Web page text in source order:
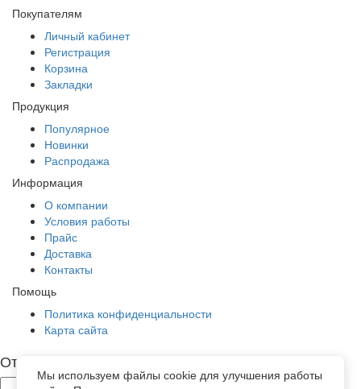
Покупателям
Личный кабинет
Регистрация
Корзина
Закладки
Продукция
Популярное
Новинки
Распродажа
Информация
О компании
Условия работы
Прайс
Доставка
Контакты
Помощь
Политика конфиденциальности
Карта сайта
Отправить заявку
Мы используем файлы cookie для улучшения работы